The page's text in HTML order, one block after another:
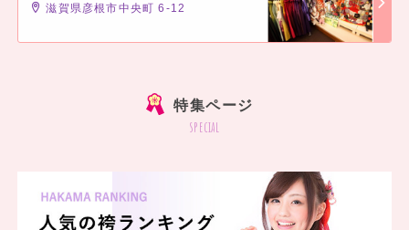
滋賀県彦根市中央町 6-12
特集ページ
special